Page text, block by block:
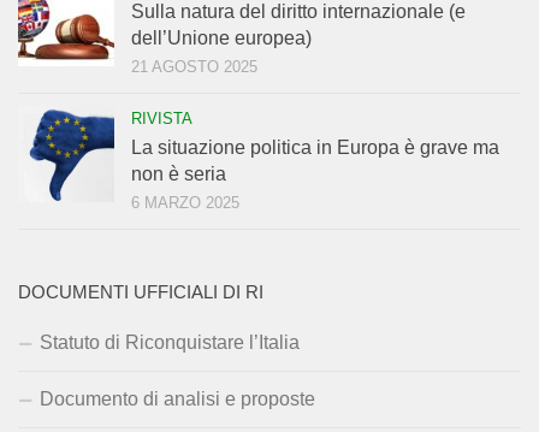
Sulla natura del diritto internazionale (e
dell’Unione europea)
21 AGOSTO 2025
RIVISTA
La situazione politica in Europa è grave ma
non è seria
6 MARZO 2025
DOCUMENTI UFFICIALI DI RI
Statuto di Riconquistare l’Italia
Documento di analisi e proposte